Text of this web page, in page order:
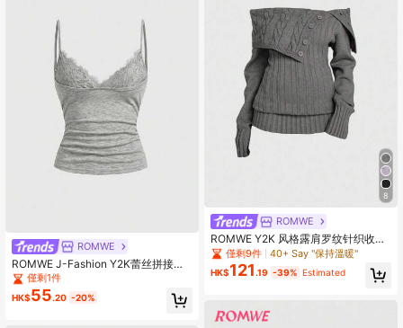
ROMWE
ROMWE J-Fashion Y2K蕾丝拼接性
感吊带背心
僅剩1件
HK$55.20 -20%
8
ROMWE
ROMWE Y2K 风格露肩罗纹针织收腰
毛衣僅剩9件 40+ Say "保持溫暖"
HK$121 .19 -39% Estimated